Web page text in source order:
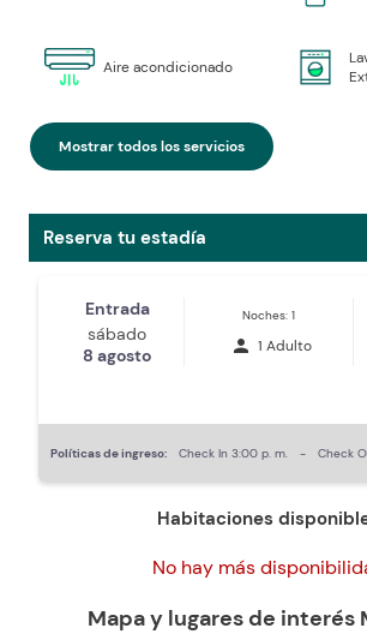
Aire acondicionado
Mostrar todos los servicios
Reserva tu estadía
Entrada
sábado
8 agosto
Noches: 1
person 1 Adulto
Políticas de ingreso: Check In 3:00 p. m. - Check
Habitaciones
No hay más
Mapa y lugares de interés